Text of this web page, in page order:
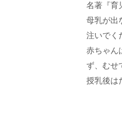
名著『育
母乳が出
注いでく
赤ちゃん
ず、むせ
授乳後は